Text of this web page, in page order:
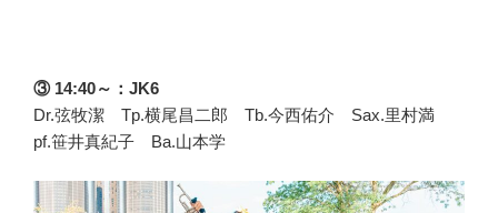
③ 14:40～：JK6
Dr.弦牧潔 Tp.横尾昌二郎 Tb.今西佑介 Sax.里村満
pf.笹井真紀子 Ba.山本学